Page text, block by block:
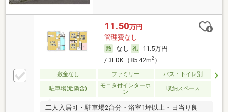
11.50万円
管理費なし
なし
11.5万円
/ 3LDK（85.42m2）
敷金なし ファミリー バス・トイレ別
駐車場(近隣含)
モニタ付インターホ
ン
収納スペース
二人入居可・駐車場2台分・浴室1坪以上・日当り良